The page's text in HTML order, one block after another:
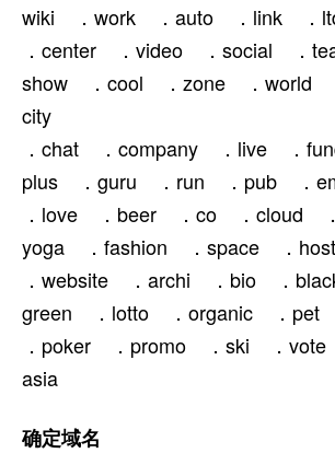
wiki ．work ．auto ．link ．
．center ．video ．social ．
show ．cool ．zone ．world
city
．chat ．company ．live ．
plus ．guru ．run ．pub ．
．love ．beer ．co ．cloud
yoga ．fashion ．space ．
．website ．archi ．bio ．
green ．lotto ．organic ．pet
．poker ．promo ．ski ．
asia
确定域名